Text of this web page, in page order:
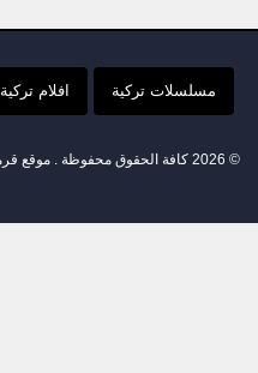
مسلسلات تركية افلام تركية
© 2026 كافة الحقوق محفوظة . موقع قرمزي